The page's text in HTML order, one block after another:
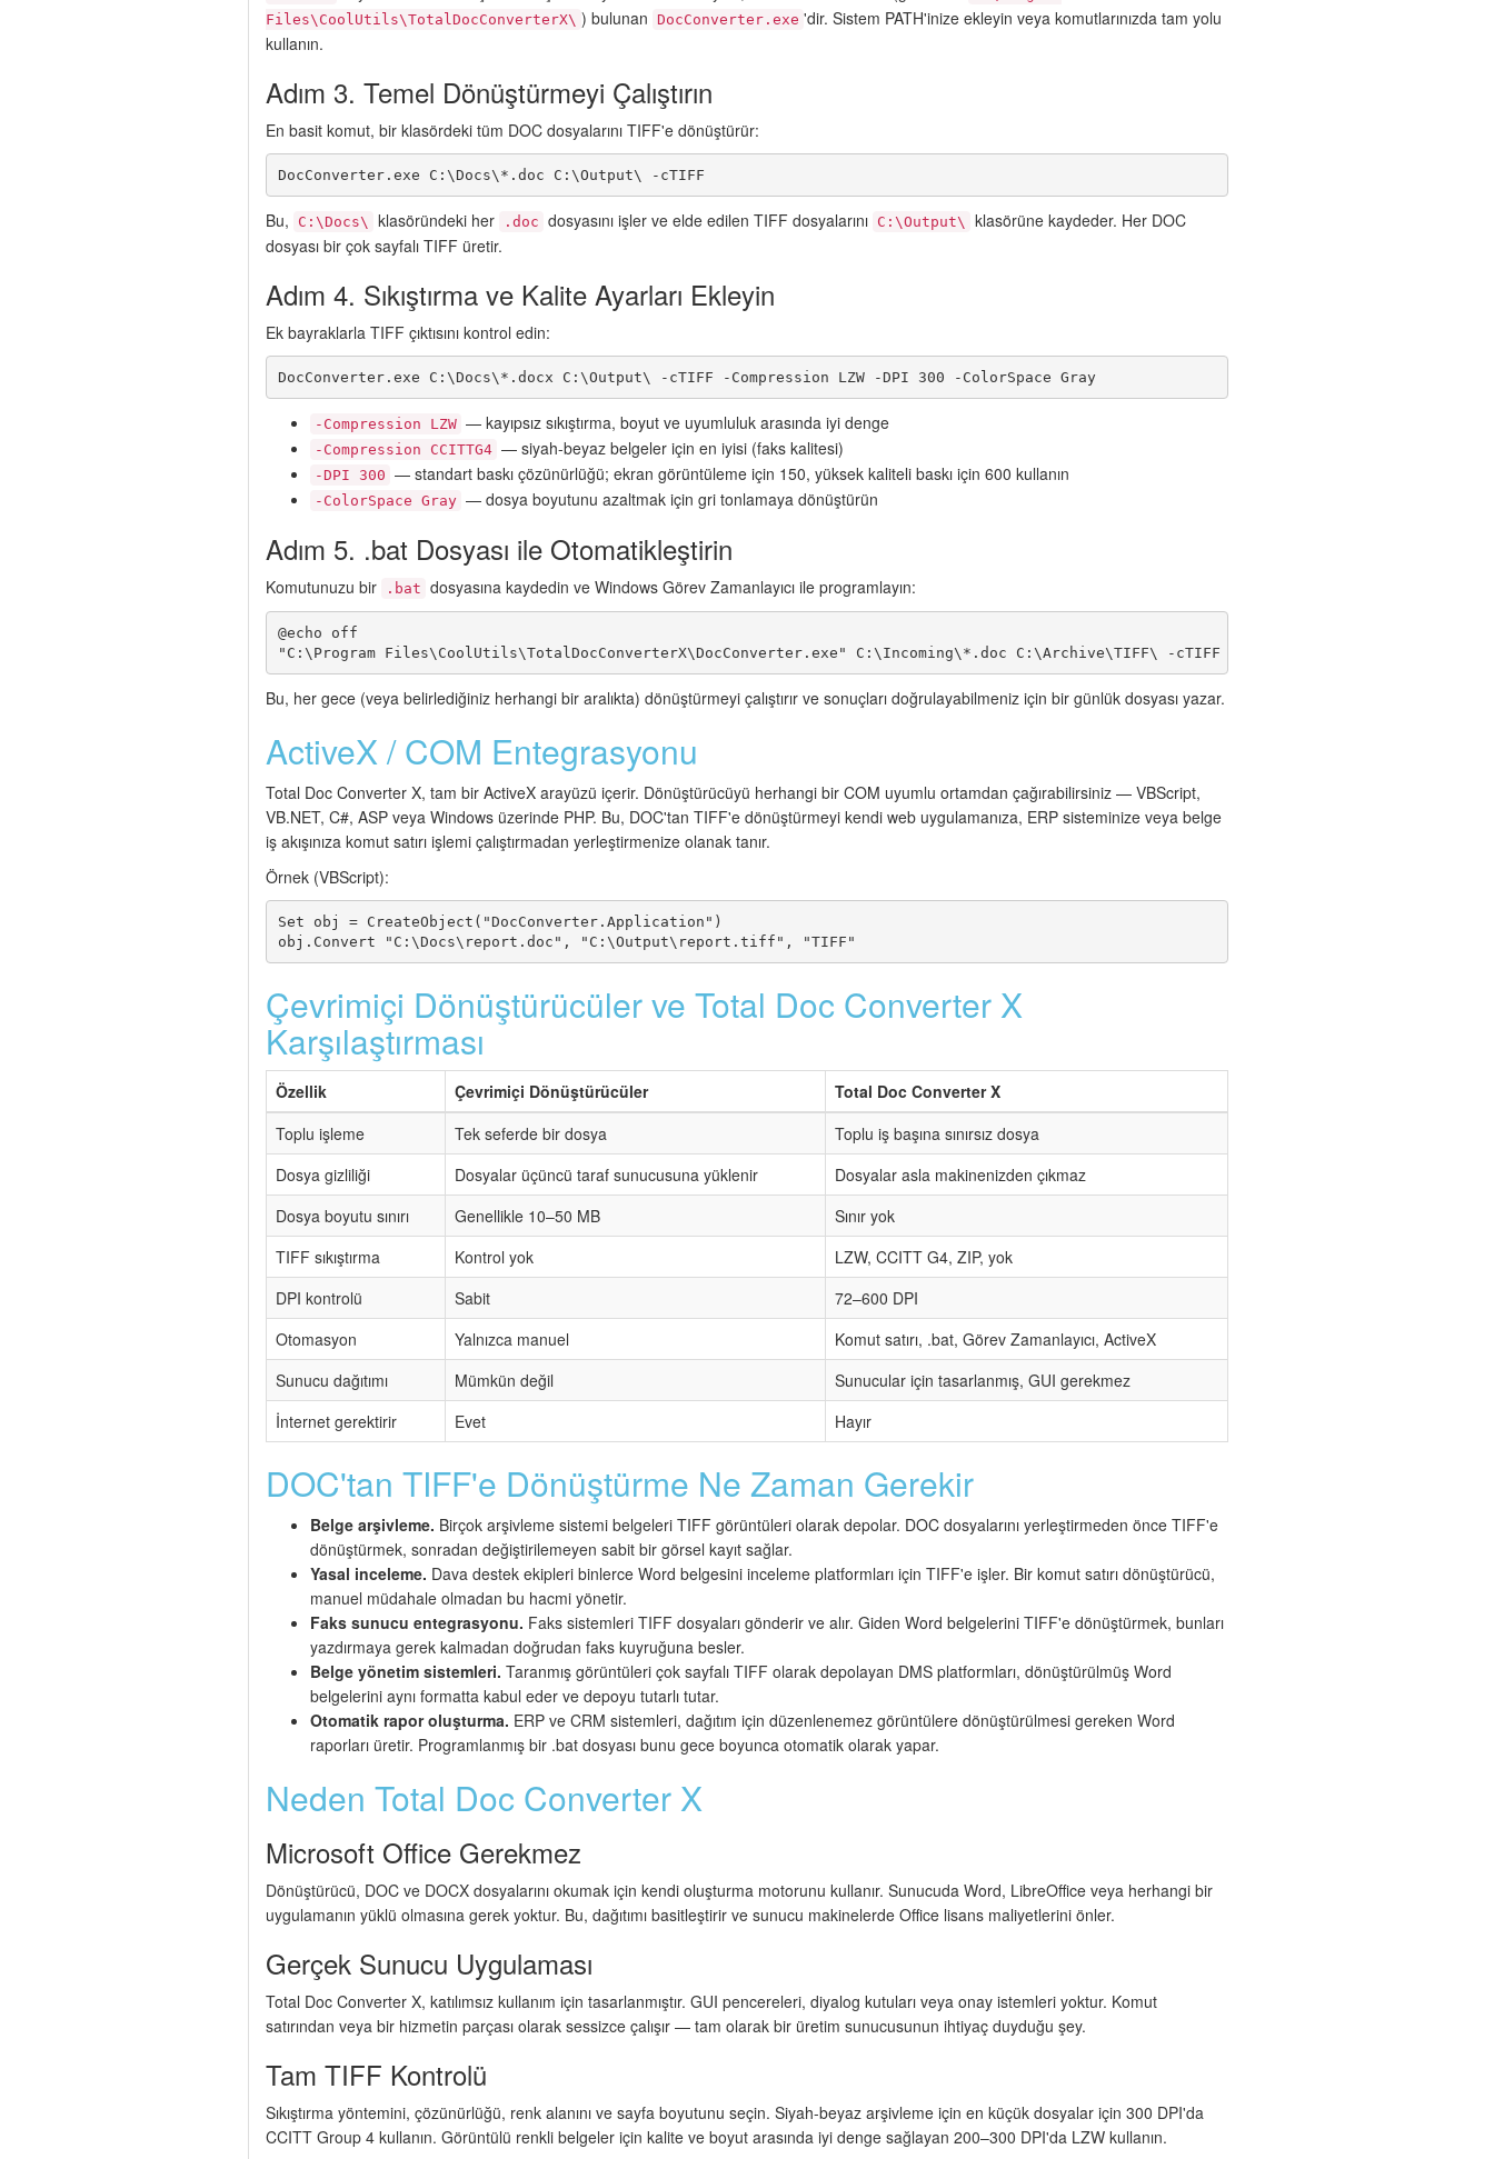
Files\CoolUtils\TotalDocConverterX\ ) bulunan DocConverter.exe 'dir. Sistem PATH'inize ekleyin veya komutlarınızda tam yolu
kullanın.
Adım 3. Temel Dönüştürmeyi Çalıştırın
En basit komut, bir klasördeki tüm DOC dosyalarını TIFF'e dönüştürür:
DocConverter.exe C:\Docs\*.doc C:\Output\ -cTIFF
Bu, C:\Docs\ klasöründeki her .doc dosyasını işler ve elde edilen TIFF dosyalarını C:\Output\
klasörüne kaydeder. Her DOC
dosyası bir çok sayfalı TIFF üretir.
Adım 4. Sıkıştırma ve Kalite Ayarları Ekleyin
Ek bayraklarla TIFF çıktısını kontrol edin:
DocConverter.exe C:\Docs\*.docx C:\Output\ -cTIFF -Compression LZW -DPI 300 -ColorSpace Gray
-Compression LZW — kayıpsız sıkıştırma, boyut ve uyumluluk arasında iyi denge
-Compression CCITTG4 — siyah-beyaz belgeler için en iyisi (faks kalitesi)
-DPI 300 — standart baskı çözünürlüğü; ekran görüntüleme için 150, yüksek kaliteli baskı için 600 kullanın
-ColorSpace Gray — dosya boyutunu azaltmak için gri tonlamaya dönüştürün
Adım 5. .bat Dosyası ile Otomatikleştirin
Komutunuzu bir .bat dosyasına kaydedin ve Windows Görev Zamanlayıcı ile programlayın:
@echo off
Bu, her gece (veya belirlediğiniz herhangi bir aralıkta) dönüştürmeyi çalıştırır ve sonuçları doğrulayabilmeniz için bir günlük dosyası yazar.
ActiveX / COM Entegrasyonu
Total Doc Converter X, tam bir ActiveX arayüzü içerir. Dönüştürücüyü herhangi bir COM uyumlu ortamdan çağırabilirsiniz — VBScript,
VB.NET, C#, ASP veya Windows üzerinde PHP. Bu, DOC'tan TIFF'e dönüştürmeyi kendi web uygulamanıza, ERP sisteminize veya belge
iş akışınıza komut satırı işlemi çalıştırmadan yerleştirmenize olanak tanır.
Örnek (VBScript):
Set obj = CreateObject("DocConverter.Application")
Çevrimiçi Dönüştürücüler ve Total Doc Converter X
Karşılaştırması
Özellik Çevrimiçi Dönüştürücüler
Total Doc Converter X
Toplu işleme
Tek seferde bir dosya
Toplu iş başına sınırsız dosya
Dosya gizliliği
Dosyalar üçüncü taraf sunucusuna yüklenir
Dosyalar asla makinenizden çıkmaz
Dosya boyutu sınırı
Genellikle 10–50 MB
Sınır yok
TIFF sıkıştırma
Kontrol yok
LZW, CCITT G4, ZIP, yok
DPI kontrolü
Sabit
72–600 DPI
Otomasyon
Yalnızca manuel
Komut satırı, .bat, Görev Zamanlayıcı, ActiveX
Sunucu dağıtımı
Mümkün değil
Sunucular için tasarlanmış, GUI gerekmez
İnternet gerektirir
Evet Hayır
DOC'tan TIFF'e Dönüştürme Ne Zaman Gerekir
Belge arşivleme. Birçok arşivleme sistemi belgeleri TIFF görüntüleri olarak depolar. DOC dosyalarını yerleştirmeden önce TIFF'e
dönüştürmek, sonradan değiştirilemeyen sabit bir görsel kayıt sağlar.
Yasal inceleme. Dava destek ekipleri binlerce Word belgesini inceleme platformları için TIFF'e işler. Bir komut satırı dönüştürücü,
manuel müdahale olmadan bu hacmi yönetir.
Faks sunucu entegrasyonu. Faks sistemleri TIFF dosyaları gönderir ve alır. Giden Word belgelerini TIFF'e dönüştürmek, bunları
yazdırmaya gerek kalmadan doğrudan faks kuyruğuna besler.
Belge yönetim sistemleri. Taranmış görüntüleri çok sayfalı TIFF olarak depolayan DMS platformları, dönüştürülmüş Word
belgelerini aynı formatta kabul eder ve depoyu tutarlı tutar.
Otomatik rapor oluşturma. ERP ve CRM sistemleri, dağıtım için düzenlenemez görüntülere dönüştürülmesi gereken Word
raporları üretir. Programlanmış bir .bat dosyası bunu gece boyunca otomatik olarak yapar.
Neden Total Doc Converter X
Microsoft Office Gerekmez
Dönüştürücü, DOC ve DOCX dosyalarını okumak için kendi oluşturma motorunu kullanır. Sunucuda Word, LibreOffice veya herhangi bir
uygulamanın yüklü olmasına gerek yoktur. Bu, dağıtımı basitleştirir ve sunucu makinelerde Office lisans maliyetlerini önler.
Gerçek Sunucu Uygulaması
Total Doc Converter X, katılımsız kullanım için tasarlanmıştır. GUI pencereleri, diyalog kutuları veya onay istemleri yoktur. Komut
satırından veya bir hizmetin parçası olarak sessizce çalışır — tam olarak bir üretim sunucusunun ihtiyaç duyduğu şey.
Tam TIFF Kontrolü
Sıkıştırma yöntemini, çözünürlüğü, renk alanını ve sayfa boyutunu seçin. Siyah-beyaz arşivleme için en küçük dosyalar için 300 DPI'da
CCITT Group 4 kullanın. Görüntülü renkli belgeler için kalite ve boyut arasında iyi denge sağlayan 200–300 DPI'da LZW kullanın.